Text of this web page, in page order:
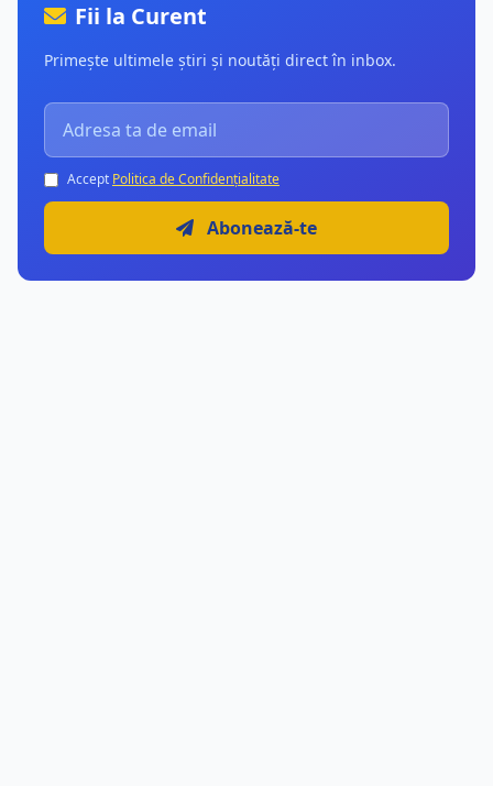
Fii la Curent
Primește ultimele știri și noutăți direct în inbox.
Accept Politica de Confidențialitate
Abonează-te